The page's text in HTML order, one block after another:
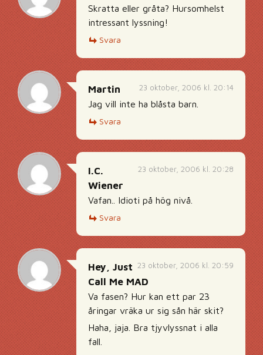
Skratta eller gråta? Hursomhelst
intressant lyssning!
Svara
23 oktober, 2006 kl. 20:14
Martin
Jag vill inte ha blåsta barn.
Svara
23 oktober, 2006 kl. 20:28
I.C.
Wiener
Vafan.. Idioti på hög nivå.
Svara
23 oktober, 2006 kl. 20:59
Hey, Just
Call Me MAD
Va fasen? Hur kan ett par 23
åringar vräka ur sig sån här skit?
Haha, jaja. Bra tjyvlyssnat i alla
fall.